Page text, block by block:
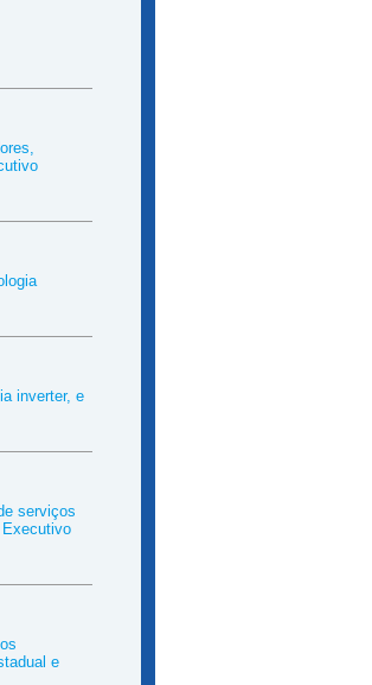
inverter, e
serviços
e